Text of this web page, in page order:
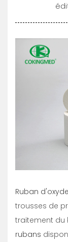
Ruban
trousses de
traitement du
rubans